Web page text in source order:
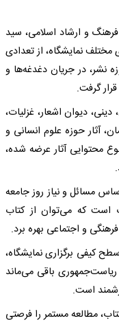
و ارشاد اسلامی، سید
نمایشگاه، از تعدادی
نشر، در جریان دغدغه‌ها و
گرفت.
دیوان اشعار، غزلیات،
آثار حوزه علوم انسانی و
محتوایی آثار عرضه شده،
مسائل و نیاز روز جامعه
است که می‌توان از کتاب
و اجتماعی بهره برد.
کیفی برگزاری نمایشگاه،
باقی می‌ماند
است.
مطالعه مستمر را فرصتی